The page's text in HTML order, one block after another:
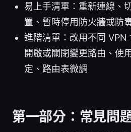
易上手清單：重新連線、
置、暫時停用防火牆或防
進階清單：改用不同 VPN
開啟或關閉變更路由、使
定、路由表微調
第一部分：常見問